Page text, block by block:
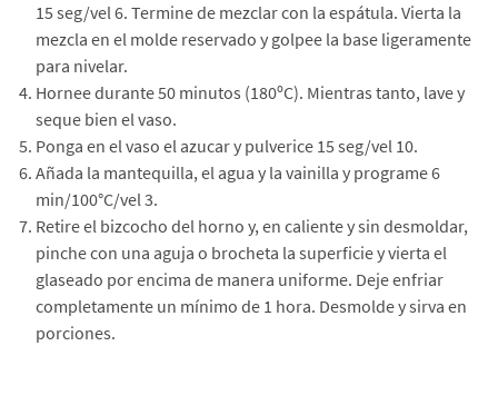
15 seg/vel 6. Termine de mezclar con la espátula. Vierta la
mezcla en el molde reservado y golpee la base ligeramente
para nivelar.
Hornee durante 50 minutos (180ºC). Mientras tanto, lave y
seque bien el vaso.
Ponga en el vaso el azucar y pulverice 15 seg/vel 10.
Añada la mantequilla, el agua y la vainilla y programe 6
min/100°C/vel 3.
Retire el bizcocho del horno y, en caliente y sin desmoldar,
pinche con una aguja o brocheta la superficie y vierta el
glaseado por encima de manera uniforme. Deje enfriar
completamente un mínimo de 1 hora. Desmolde y sirva en
porciones.